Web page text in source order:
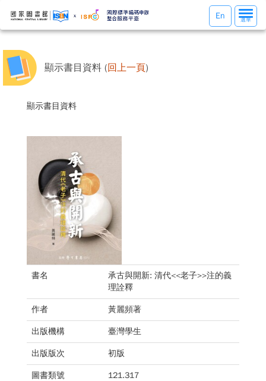
選
單
選單
En
顯示書目資料 (回上一頁)
顯示書目資料
書名
承古與開新: 清代<<老子>>注的義
理詮釋
作者 黃麗頻著
出版機構 臺灣學生
出版版次 初版
圖書類號 121.317